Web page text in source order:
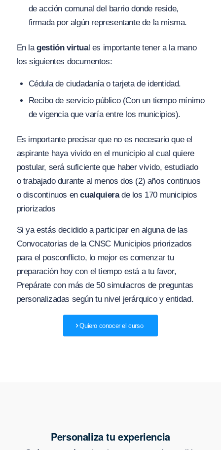
de acción comunal del barrio donde reside,
firmada por algún representante de la misma.
En lagestión virtual es importante tener a la mano
los siguientes documentos:
Cédula de ciudadanía o tarjeta de identidad.
Recibo de servicio público (Con un tiempo mínimo
de vigencia que varía entre los municipios).
Es importante precisar que no es necesario que el
aspirante haya vivido en el municipio al cual quiere
postular, será suficiente que haber vivido, estudiado
o trabajado durante al menos dos (2) años continuos
o discontinuos encualquierade los 170 municipios
priorizados
Si ya estás decidido a participar en alguna de las
Convocatorias de la CNSC Municipios priorizados
para el posconflicto, lo mejor es comenzar tu
preparación hoy con el tiempo está a tu favor,
Prepárate con más de 50 simulacros de preguntas
personalizadas según tu nivel jerárquico y entidad.
Quiero conocer el curso
Personaliza tu experiencia